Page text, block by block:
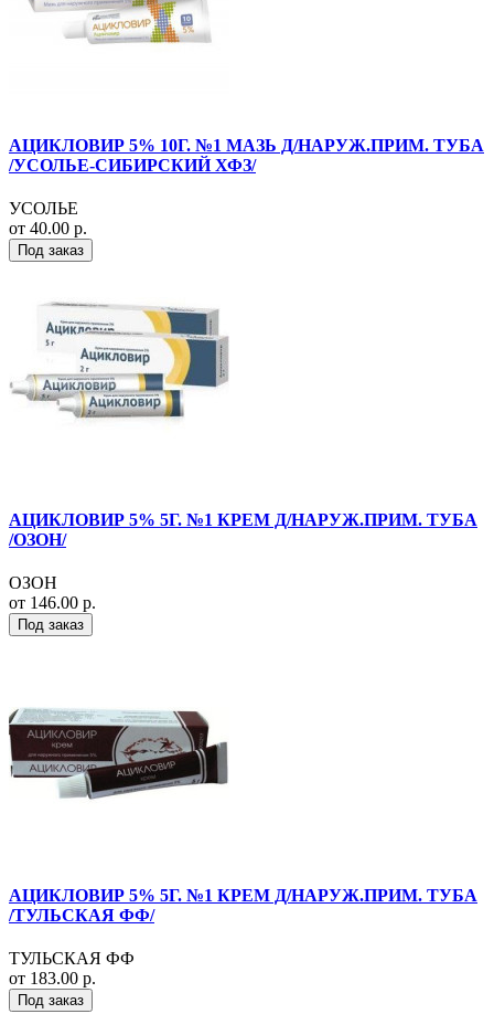
АЦИКЛОВИР 5% 10Г. №1 МАЗЬ Д/НАРУЖ.ПРИМ. ТУБА
/УСОЛЬЕ-СИБИРСКИЙ ХФЗ/
УСОЛЬЕ
от 40.00 р.
Под заказ
АЦИКЛОВИР 5% 5Г. №1 КРЕМ Д/НАРУЖ.ПРИМ. ТУБА
/ОЗОН/
ОЗОН
от 146.00 р.
Под заказ
АЦИКЛОВИР 5% 5Г. №1 КРЕМ Д/НАРУЖ.ПРИМ. ТУБА
/ТУЛЬСКАЯ ФФ/
ТУЛЬСКАЯ ФФ
от 183.00 р.
Под заказ